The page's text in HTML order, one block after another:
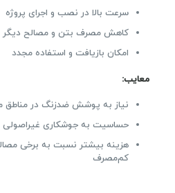
سرعت بالا در نصب و اجرای پروژه
کاهش مصرف بتن و مصالح دیگر
امکان بازیافت و استفاده مجدد
معایب:
نیاز به پوشش ضدزنگ در مناطق
حساسیت به جوشکاری غیراصولی
هزینه بیشتر نسبت به برخی
کم‌مصرف